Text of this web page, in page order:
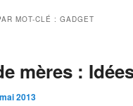
MOT-CLÉ :GADGET
mères :
2013